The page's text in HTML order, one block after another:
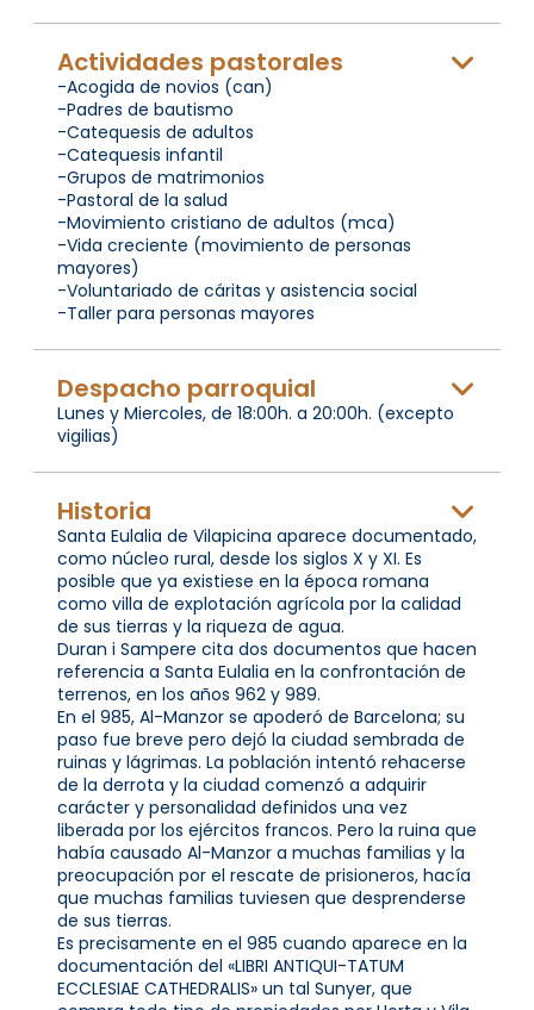
Actividades pastorales
-Acogida de novios (can)
-Padres de bautismo
-Catequesis de adultos
-Catequesis infantil
-Grupos de matrimonios
-Pastoral de la salud
-Movimiento cristiano de adultos (mca)
-Vida creciente (movimiento de personas
mayores)
-Voluntariado de cáritas y asistencia social
-Taller para personas mayores
Despacho parroquial
Lunes y Miercoles, de 18:00h. a 20:00h. (excepto
vigilias)
Historia
Santa Eulalia de Vilapicina aparece documentado,
como núcleo rural, desde los siglos X y XI. Es
posible que ya existiese en la época romana
como villa de explotación agrícola por la calidad
de sus tierras y la riqueza de agua.
Duran i Sampere cita dos documentos que hacen
referencia a Santa Eulalia en la confrontación de
terrenos, en los años 962 y 989.
En el 985, Al-Manzor se apoderó de Barcelona; su
paso fue breve pero dejó la ciudad sembrada de
ruinas y lágrimas. La población intentó rehacerse
de la derrota y la ciudad comenzó a adquirir
carácter y personalidad definidos una vez
liberada por los ejércitos francos. Pero la ruina que
había causado Al-Manzor a muchas familias y la
preocupación por el rescate de prisioneros, hacía
que muchas familias tuviesen que desprenderse
de sus tierras.
Es precisamente en el 985 cuando aparece en la
documentación del «LIBRI ANTIQUI-TATUM
ECCLESIAE CATHEDRALIS» un tal Sunyer, que